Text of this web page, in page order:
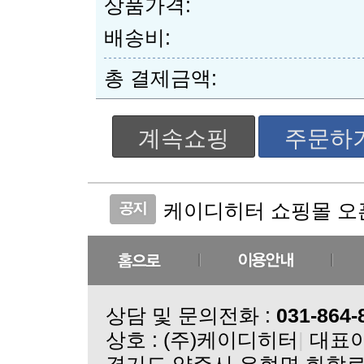
상품가격:
배송비:
총 결제금액:
계속쇼핑 주문하
케이디히터 쇼핑몰 오
케이디히터 공지사항
상담 및 문의전화 : 031-864-
상호 : (주)케이디히터 | 대표